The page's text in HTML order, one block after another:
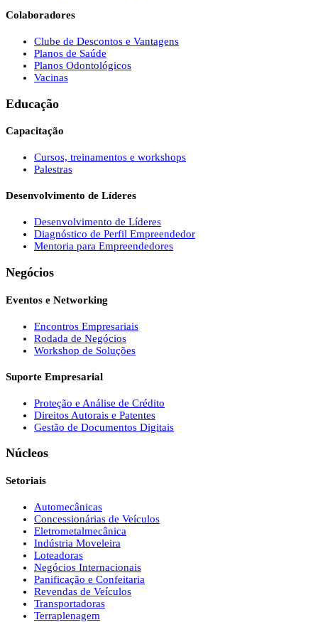
Colaboradores
Clube de Descontos e Vantagens
Planos de Saúde
Planos Odontológicos
Vacinas
Educação
Capacitação
Cursos, treinamentos e workshops
Palestras
Desenvolvimento de Líderes
Desenvolvimento de Líderes
Diagnóstico de Perfil Empreendedor
Mentoria para Empreendedores
Negócios
Eventos e Networking
Encontros Empresariais
Rodada de Negócios
Workshop de Soluções
Suporte Empresarial
Proteção e Análise de Crédito
Direitos Autorais e Patentes
Gestão de Documentos Digitais
Núcleos
Setoriais
Automecânicas
Concessionárias de Veículos
Eletrometalmecânica
Indústria Moveleira
Loteadoras
Negócios Internacionais
Panificação e Confeitaria
Revendas de Veículos
Transportadoras
Terraplenagem